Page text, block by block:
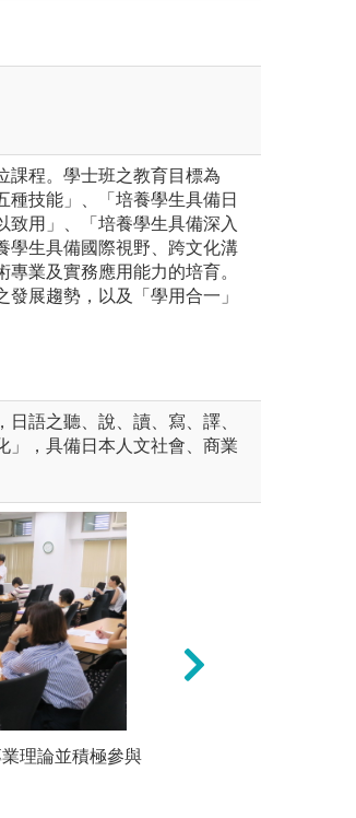
課程。學士班之教育目標為
種技能」、「培養學生具備日
致用」、「培養學生具備深入
學生具備國際視野、跨文化溝
業及實務應用能力的培育。
展趨勢，以及「學用合一」
語之聽、說、讀、寫、譯、
」，具備日本人文社會、商業
鼓、日本
理論並積極參與